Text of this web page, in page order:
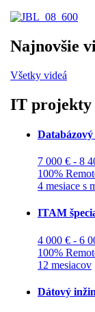
Najnovšie
Všetky videá
IT projekty
7 000 € - 8
100%
4 mesiace s
ITAM
4 000 € - 6
100%
12 mesiacov
Dátový